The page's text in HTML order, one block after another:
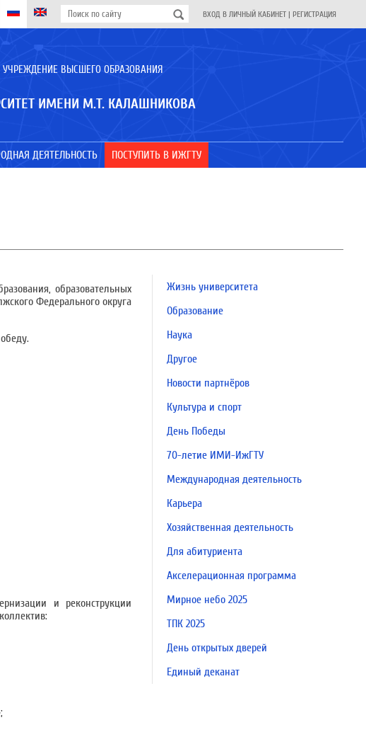
ВХОД В ЛИЧНЫЙ КАБИНЕТ | РЕГИСТРАЦИЯ
УЧРЕЖДЕНИЕ ВЫСШЕГО ОБРАЗОВАНИЯ
ИМЕНИ М.Т. КАЛАШНИКОВА
ДЕЯТЕЛЬНОСТЬ ПОСТУПИТЬ В ИЖГТУ
образовательных
Федерального округа
и реконструкции
Жизнь университета
Образование
Наука
Другое
Новости партнёров
Культура и спорт
День Победы
70-летие ИМИ-ИжГТУ
Международная деятельность
Карьера
Хозяйственная деятельность
Для абитуриента
Акселерационная программа
Мирное небо 2025
ТПК 2025
День открытых дверей
Единый деканат